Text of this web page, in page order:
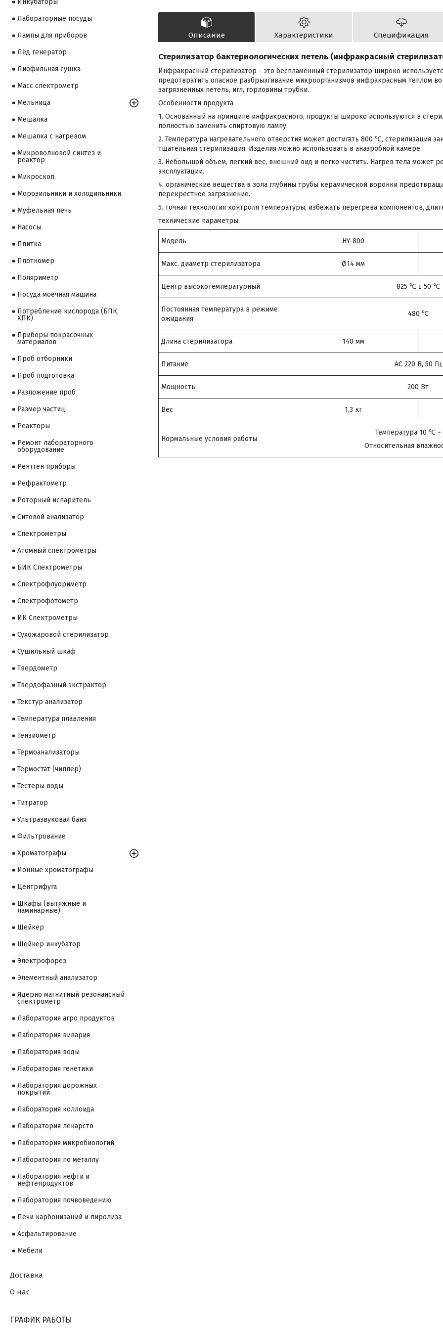
Описание Характеристики Спецификация
Стерилизатор бактериологических петель (инфракрасный
Инфракрасный стерилизатор - это беспламенный стерилизатор широко
предотвратить опасное разбрызгивание микроорганизмов инфракрасным теплом
загрязненных петель, игл, горловины трубки.
Особенности продукта
1. Основанный на принципе инфракрасного, продукты широко используются в
полностью заменить спиртовую лампу.
2. Температура нагревательного отверстия может достигать 800 ℃, стерилизация
тщательная стерилизация. Изделия можно использовать в анаэробной камере.
3. Небольшой объем, легкий вес, внешний вид и легко чистить. Нагрев тела может
эксплуатации.
4. органические вещества в зола глубины трубы керамической воронки
перекрестное загрязнение.
5. точная технология контроля температуры, избежать перегрева компонентов,
технические параметры:
Модель HY-800
Макс. диаметр стерилизатора Ø14 мм
Центр высокотемпературный 825 ℃ ± 50 ℃
Постоянная температура в режиме
ожидания
480 ℃
Длина стерилизатора 140 мм
Питание АС 220 В, 50 Гц
Мощность 200 Вт
Вес 1,3 кг
Нормальные условия работы
Температура 10 ℃
Относительная
Инкубаторы
Лабораторные посуды
Лампы для приборов
Лёд генератор
Лиофильная сушка
Масс спектрометр
Мельница
Мешалка
Мешалка с нагревом
Микроволновой синтез и
реактор
Микроскоп
Морозильники и холодильники
Муфельная печь
Насосы
Плитка
Плотномер
Поляриметр
Посуда моечная машина
Потребление кислорода (БПК,
ХПК)
Приборы покрасочных
материалов
Проб отборники
Проб подготовка
Разложение проб
Размер частиц
Реакторы
Ремонт лабораторного
оборудование
Рентген приборы
Рефрактометр
Роторный испаритель
Ситовой анализатор
Cпектрометры
Атомный спектрометры
БИК Спектрометры
Спектрофлуориметр
Спектрофотометр
ИК Спектрометры
Сухожаровой стерилизатор
Сушильный шкаф
Твердометр
Твердофазный экстрактор
Текстур анализатор
Температура плавления
Тензиометр
Термоанализаторы
Термостат (чиллер)
Тестеры воды
Титратор
Ультразвуковая баня
Фильтрование
Хроматографы
Ионные хроматографы
Центрифуга
Шкафы (вытяжные и
ламинарные)
Шейкер
Шейкер инкубатор
Электрофорез
Элементный анализатор
Ядерно магнитный резонансный
спектрометр
Лаборатория агро продуктов
Лаборатория вивария
Лаборатория воды
Лаборатория генетики
Лаборатория дорожных
покрытий
Лаборатория коллоида
Лаборатория лекарств
Лаборатория микробиологий
Лаборатория по металлу
Лаборатория нефти и
нефтепродуктов
Лаборатория почвоведению
Печи карбонизаций и пиролиза
Асфальтирование
Мебели
Доставка
О нас
ГРАФИК РАБОТЫ